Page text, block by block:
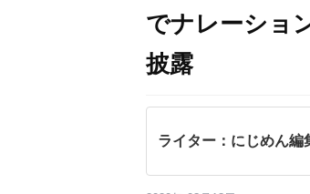
でナレーショ
披露
ライター：にじめん編